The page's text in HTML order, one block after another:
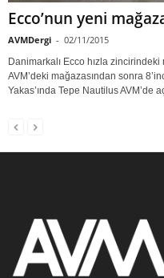
Ecco’nun yeni
AVMDergi - 02/11/2015
Danimarkalı Ecco hızla zincirindeki
AVM’deki mağazasından sonra
Yakas’ında Tepe Nautilus AVM’de